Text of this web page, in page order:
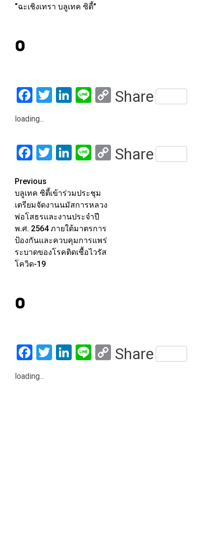
“ฉะเชิงเทรา บลูเทค ซิตี้”
0
Facebook
Twitter
LinkedIn
LineCopy
Share
loading...
Facebook
Twitter
LinkedIn
LineCopy
Share
Post
navigation
Previous
บลูเทค ซิตี้เข้าร่วมประชุม
เตรียมจัดงานนมัสการหลวง
พ่อโสธรและงานประจำปี
พ.ศ. 2564 ภายใต้มาตรการ
ป้องกันและควบคุมการแพร่
ระบาดของโรคติดเชื้อไวรัส
โควิด-19
0
Facebook
Twitter
LinkedIn
LineCopy
Share
loading...